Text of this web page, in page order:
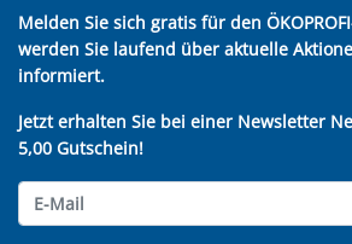
Melden Sie sich gratis für den
werden Sie laufend über aktuelle
informiert.
Jetzt erhalten Sie bei einer Newsletter
5,00 Gutschein!